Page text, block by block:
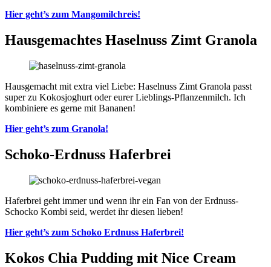
Hier geht’s zum Mangomilchreis!
Hausgemachtes Haselnuss Zimt Granola
Hausgemacht mit extra viel Liebe: Haselnuss Zimt Granola passt
super zu Kokosjoghurt oder eurer Lieblings-Pflanzenmilch. Ich
kombiniere es gerne mit Bananen!
Hier geht’s zum Granola!
Schoko-Erdnuss Haferbrei
Haferbrei geht immer und wenn ihr ein Fan von der Erdnuss-
Schocko Kombi seid, werdet ihr diesen lieben!
Hier geht’s zum Schoko Erdnuss Haferbrei!
Kokos Chia Pudding mit Nice Cream